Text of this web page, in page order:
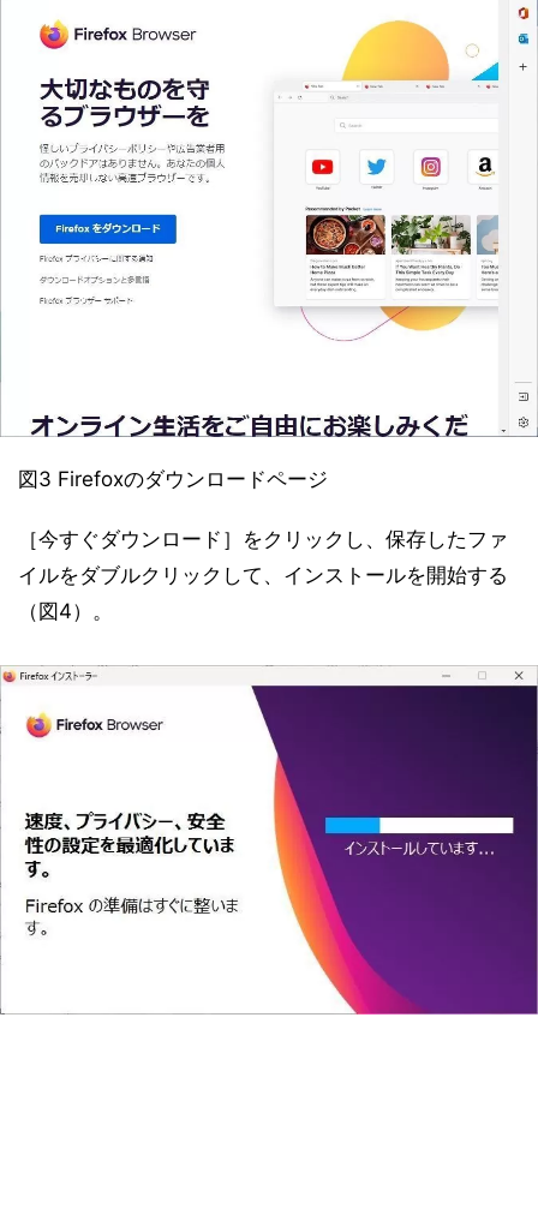
図3 Firefoxのダウンロードページ
［今すぐダウンロード］をクリックし、保存したファ
イルをダブルクリックして、インストールを開始する
（図4）。